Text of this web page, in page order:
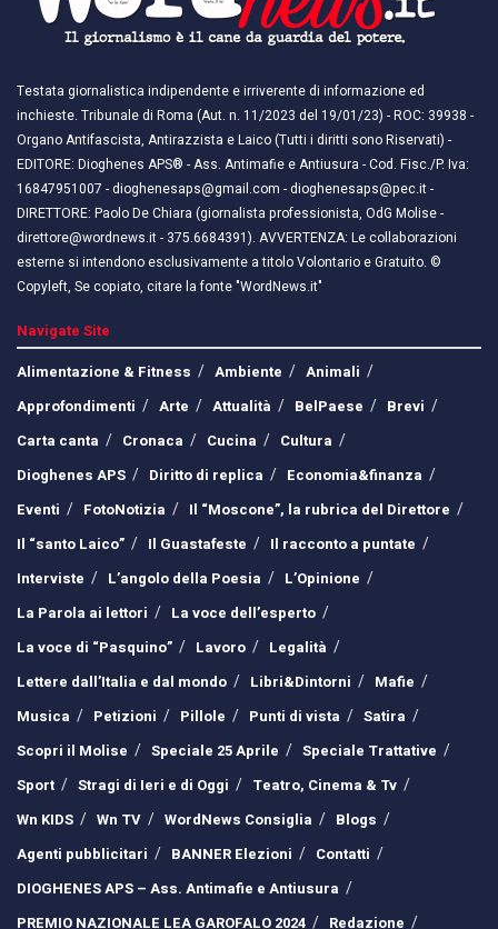
Testata giornalistica indipendente e irriverente di informazione ed
inchieste. Tribunale di Roma (Aut. n. 11/2023 del 19/01/23) - ROC: 39938 -
Organo Antifascista, Antirazzista e Laico (Tutti i diritti sono Riservati) -
EDITORE: Dioghenes APS® - Ass. Antimafie e Antiusura - Cod. Fisc./P. Iva:
16847951007 - dioghenesaps@gmail.com - dioghenesaps@pec.it - ​​
DIRETTORE: Paolo De Chiara (giornalista professionista, OdG Molise -
direttore@wordnews.it - ​​375.6684391). AVVERTENZA: Le collaborazioni
esterne si intendono esclusivamente a titolo Volontario e Gratuito. ©
Copyleft, Se copiato, citare la fonte "WordNews.it"
Navigate Site
Alimentazione & Fitness
Ambiente
Animali
Approfondimenti
Arte Attualità BelPaese
Brevi
Carta canta
Cronaca Cucina
Cultura
Dioghenes APS
Diritto di replica
Economia&finanza
Eventi
FotoNotizia
Il “Moscone”, la rubrica del Direttore
Il “santo Laico”
Il Guastafeste
Il racconto a puntate
Interviste
L’angolo della Poesia
L’Opinione
La Parola ai lettori
La voce dell’esperto
La voce di “Pasquino”
Lavoro
Legalità
Lettere dall’Italia e dal mondo
Libri&Dintorni
Mafie
Musica
Petizioni Pillole Punti di vista
Satira
Scopri il Molise
Speciale 25 Aprile
Speciale Trattative
Sport
Stragi di Ieri e di Oggi
Teatro, Cinema & Tv
Wn KIDS
Wn TV WordNews Consiglia
Blogs
Agenti pubblicitari
BANNER Elezioni
Contatti
DIOGHENES APS – Ass. Antimafie e Antiusura
PREMIO NAZIONALE LEA GAROFALO 2024
Redazione